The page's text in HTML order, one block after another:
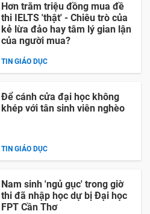
Hơn trăm triệu đồng mua đề
thi IELTS 'thật' - Chiêu trò của
kẻ lừa đảo hay tâm lý gian lận
của người mua?
TIN GIÁO DỤC
Để cánh cửa đại học không
khép với tân sinh viên nghèo
TIN GIÁO DỤC
Nam sinh 'ngủ gục' trong giờ
thi đã nhập học dự bị Đại học
FPT Cần Thơ